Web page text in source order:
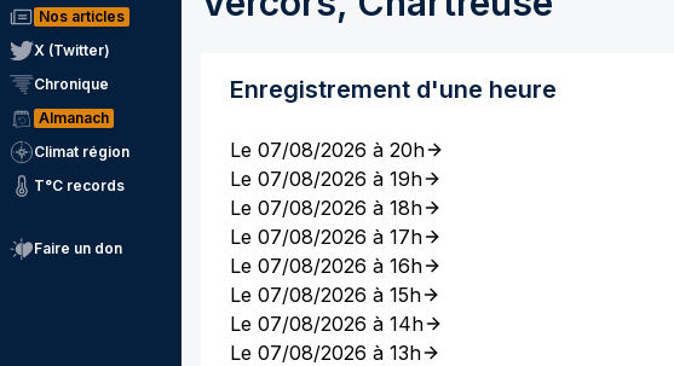
Nos articles
X (Twitter)
Chronique
Almanach
Climat région
T°C records
Faire un don
Enregistrement d'une heure
Le 07/08/2026 à 20h
Le 07/08/2026 à 19h
Le 07/08/2026 à 18h
Le 07/08/2026 à 17h
Le 07/08/2026 à 16h
Le 07/08/2026 à 15h
Le 07/08/2026 à 14h
Le 07/08/2026 à 13h